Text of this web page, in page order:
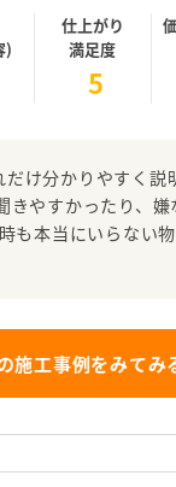
)
仕上がり
満足度
5
け分かりやすく説
やすかったり、
も本当にいらない
施工事例をみてみ